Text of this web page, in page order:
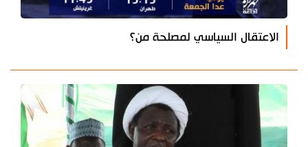
الاعتقال السياسي لمصلحة من؟